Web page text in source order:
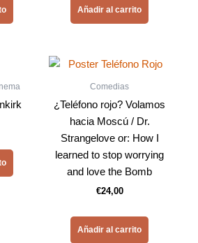
Añadir al carrito
Comedias
¿Teléfono rojo? Volamos
hacia Moscú / Dr.
Strangelove or: How I
learned to stop worrying
and love the Bomb
€24,00
Añadir al carrito